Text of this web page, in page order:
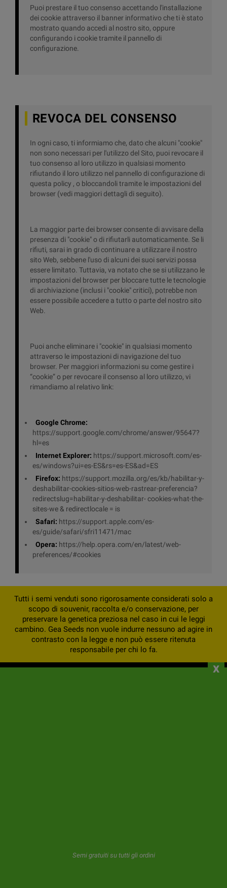
Puoi prestare il tuo consenso accettando l'installazione
dei cookie attraverso il banner informativo che ti è stato
mostrato quando accedi al nostro sito, oppure
configurando i cookie tramite il pannello di
configurazione.
REVOCA DEL CONSENSO
In ogni caso, ti informiamo che, dato che alcuni "cookie"
non sono necessari per l'utilizzo del Sito, puoi revocare il
tuo consenso al loro utilizzo in qualsiasi momento
rifiutando il loro utilizzo nel pannello di configurazione di
questa policy , o bloccandoli tramite le impostazioni del
browser (vedi maggiori dettagli di seguito).
La maggior parte dei browser consente di avvisare della
presenza di "cookie" o di rifiutarli automaticamente. Se li
rifiuti, sarai in grado di continuare a utilizzare il nostro
sito Web, sebbene l'uso di alcuni dei suoi servizi possa
essere limitato. Tuttavia, va notato che se si utilizzano le
impostazioni del browser per bloccare tutte le tecnologie
di archiviazione (inclusi i "cookie" critici), potrebbe non
essere possibile accedere a tutto o parte del nostro sito
Web.
Puoi anche eliminare i "cookie" in qualsiasi momento
attraverso le impostazioni di navigazione del tuo
browser. Per maggiori informazioni su come gestire i
“cookie” o per revocare il consenso al loro utilizzo, vi
rimandiamo al relativo link:
Google Chrome:
https://support.google.com/chrome/answer/95647?
hl=es
Internet Explorer: https://support.microsoft.com/es-
es/windows?ui=es-ES&rs=es-ES&ad=ES
Firefox: https://support.mozilla.org/es/kb/habilitar-y-
deshabilitar-cookies-sitios-web-rastrear-preferencia?
redirectslug=habilitar-y-deshabilitar- cookies-what-the-
sites-we & redirectlocale = is
Safari: https://support.apple.com/es-
es/guide/safari/sfri11471/mac
Opera: https://help.opera.com/en/latest/web-
preferences/#cookies
Tutti i semi venduti sono rigorosamente considerati solo a
scopo di souvenir, raccolta e/o conservazione, per
preservare la genetica preziosa nel caso in cui le leggi
cambino. Gea Seeds non vuole indurre nessuno ad agire in
contrasto con la legge e non può essere ritenuta
responsabile per chi lo fa.
L'utente che utilizza questo modulo ci dà il consenso per
l'archiviazione e l'uso della sua email come descritto nel nostro
Semi gratuiti su tutti gli ordini
x